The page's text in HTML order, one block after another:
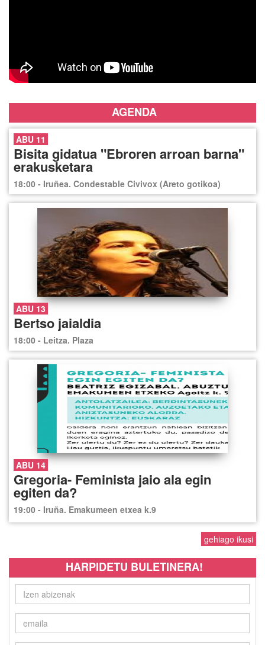
AGENDA
ABU 11
Bisita gidatua "Ebroren arroan barna"
erakusketara
18:00 - Iruñea. Condestable Civivox (Areto gotikoa)
ABU 13
Bertso jaialdia
18:00 - Leitza. Plaza
ABU 14
Gregoria- Feminista jaio ala egin
egiten da?
19:00 - Iruña. Emakumeen etxea k.9
gehiago ikusi
HARPIDETU BULETINERA!